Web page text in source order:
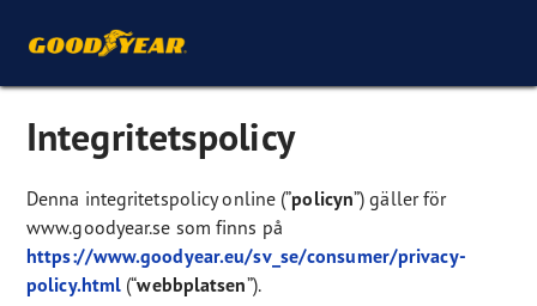
Integritetspolicy
Denna integritetspolicy online (”policyn”) gäller för
www.goodyear.se som finns på
https://www.goodyear.eu/sv_se/consumer/privacy-
policy.html (“webbplatsen”).